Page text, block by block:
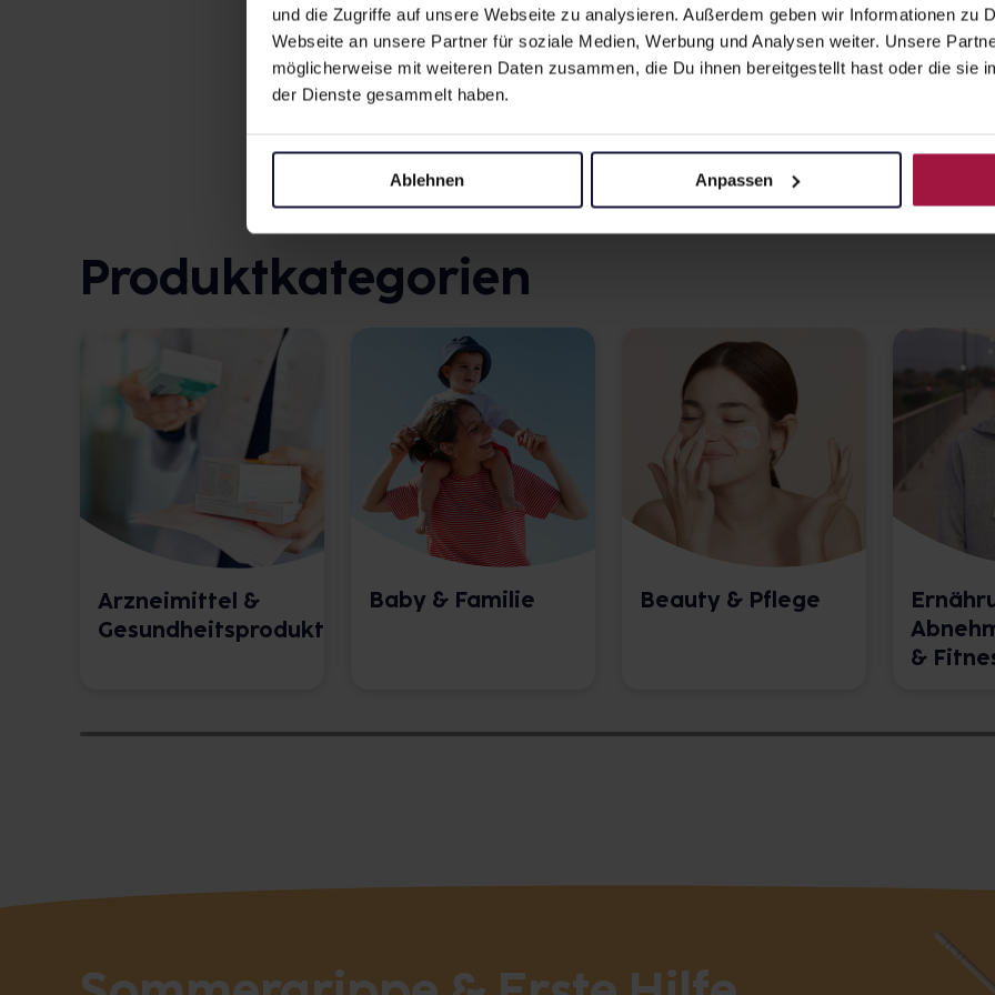
und die Zugriffe auf unsere Webseite zu analysieren. Außerdem geben wir Informationen zu
Webseite an unsere Partner für soziale Medien, Werbung und Analysen weiter. Unsere
möglicherweise mit weiteren Daten zusammen, die Du ihnen bereitgestellt hast oder die sie
der Dienste gesammelt haben.
Ablehnen Anpassen
Apotheke einreichen.
Rezept einreichen
und bestelle online.
Produktkategorien
Arzneimittel &
Gesundheitsprodukte
Baby & Familie Beauty & Pflege
&